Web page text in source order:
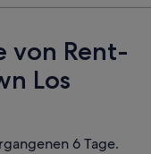
von Rent-
Los
6 Tage.